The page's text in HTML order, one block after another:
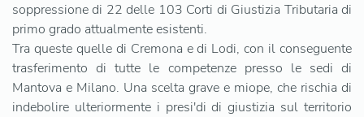
soppressione di 22 delle 103 Corti di Giustizia Tributaria di
primo grado attualmente esistenti.
Tra queste quelle di Cremona e di Lodi, con il conseguente
trasferimento di tutte le competenze presso le sedi di
Mantova e Milano. Una scelta grave e miope, che rischia di
indebolire ulteriormente i presi'di di giustizia sul territorio